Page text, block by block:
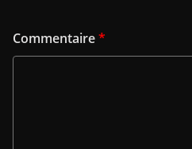
Commentaire*